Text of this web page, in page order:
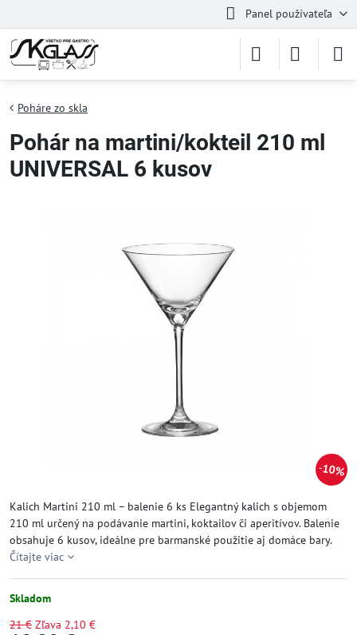
Panel používateľa
10%
Poháre zo skla
Pohár na martini/kokteil 210 ml
UNIVERSAL 6 kusov
Kalich Martini 210 ml – balenie 6 ks Elegantný kalich s objemom
210 ml určený na podávanie martini, koktailov či aperitívov. Balenie
obsahuje 6 kusov, ideálne pre barmanské použitie aj domáce bary.
Čítajte viac
Skladom
21 € Zľava 2,10 €